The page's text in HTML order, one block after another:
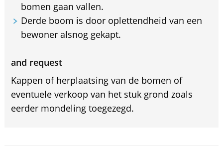
bomen gaan vallen.
Derde boom is door oplettendheid van een
bewoner alsnog gekapt.
and request
Kappen of herplaatsing van de bomen of
eventuele verkoop van het stuk grond zoals
eerder mondeling toegezegd.